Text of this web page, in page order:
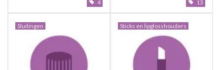
4 13
Sluitingen Sticks en lipglosshouders